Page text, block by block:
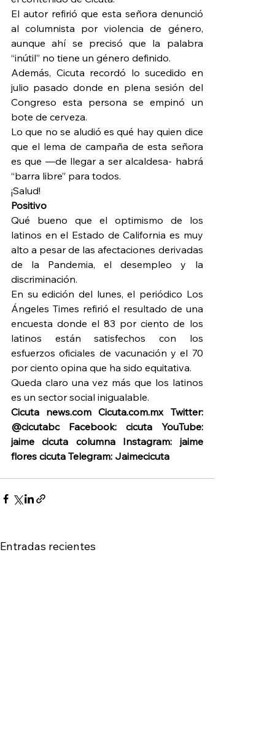
El autor refirió que esta señora denunció
al columnista por violencia de género,
aunque ahí se precisó que la palabra
“inútil” no tiene un género definido.
Además, Cicuta recordó lo sucedido en
julio pasado donde en plena sesión del
Congreso esta persona se empinó un
bote de cerveza.
Lo que no se aludió es qué hay quien dice
que el lema de campaña de esta señora
es que —de llegar a ser alcaldesa- habrá
“barra libre” para todos.
¡Salud!
Positivo
Qué bueno que el optimismo de los
latinos en el Estado de California es muy
alto a pesar de las afectaciones derivadas
de la Pandemia, el desempleo y la
discriminación.
En su edición del lunes, el periódico Los
Ángeles Times refirió el resultado de una
encuesta donde el 83 por ciento de los
latinos están satisfechos con los
esfuerzos oficiales de vacunación y el 70
por ciento opina que ha sido equitativa.
Queda claro una vez más que los latinos
es un sector social inigualable.
Cicuta news.com Cicuta.com.mx Twitter:
@cicutabc Facebook: cicuta YouTube:
jaime cicuta columna Instagram: jaime
flores cicuta Telegram: Jaimecicuta
Entradas recientes